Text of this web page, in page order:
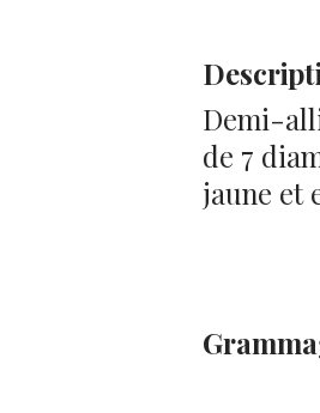
Demi-
de 7
jaune et